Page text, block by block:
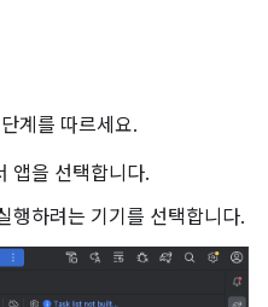
계를 따르세요.
앱을 선택합니다.
행하려는 기기를 선택합니다.